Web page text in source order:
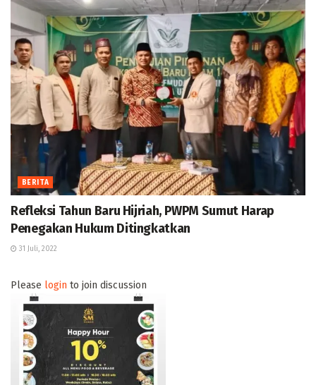
BERITA
Refleksi Tahun Baru Hijriah, PWPM Sumut Harap
Penegakan Hukum Ditingkatkan
31 Juli, 2022
Please login to join discussion